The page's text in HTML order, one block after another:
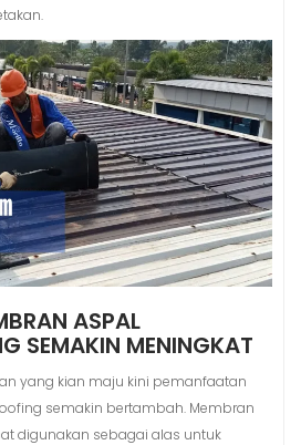
ASPAL
SEMAKIN MENINGKAT
yang kian maju kini pemanfaatan
semakin bertambah. Membran
digunakan sebagai alas untuk